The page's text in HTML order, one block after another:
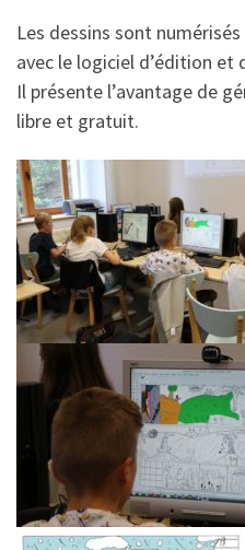
Les dessins sont
avec le logiciel d’édition et
Il présente l’avantage de
libre et gratuit.